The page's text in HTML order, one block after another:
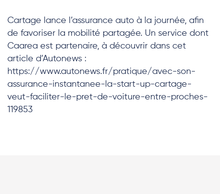
Cartage lance l’assurance auto à la journée, afin
de favoriser la mobilité partagée. Un service dont
Caarea est partenaire, à découvrir dans cet
article d’Autonews :
https://www.autonews.fr/pratique/avec-son-
assurance-instantanee-la-start-up-cartage-
veut-faciliter-le-pret-de-voiture-entre-proches-
119853